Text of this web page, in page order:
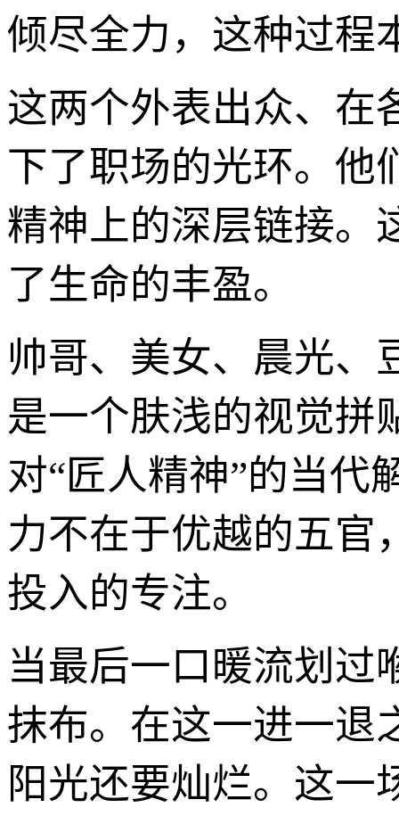
倾尽全力，这种过程
这两个外表出众、在
下了职场的光环。他
精神上的深层链接。
了生命的丰盈。
帅哥、美女、晨光、
是一个肤浅的视觉拼
对“匠人精神”的当代
力不在于优越的五官
投入的专注。
当最后一口暖流划过
抹布。在这一进一退
阳光还要灿烂。这一